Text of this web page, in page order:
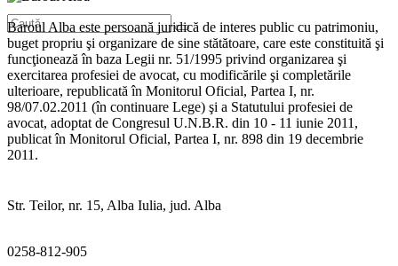
Baroul Alba este persoană juridică de interes public cu patrimoniu,
buget propriu şi organizare de sine stătătoare, care este constituită şi
funcţionează în baza Legii nr. 51/1995 privind organizarea şi
exercitarea profesiei de avocat, cu modificările şi completările
ulterioare, republicată în Monitorul Oficial, Partea I, nr.
98/07.02.2011 (în continuare Lege) şi a Statutului profesiei de
avocat, adoptat de Congresul U.N.B.R. din 10 - 11 iunie 2011,
publicat în Monitorul Oficial, Partea I, nr. 898 din 19 decembrie
2011.
Str. Teilor, nr. 15, Alba Iulia, jud. Alba
0258-812-905